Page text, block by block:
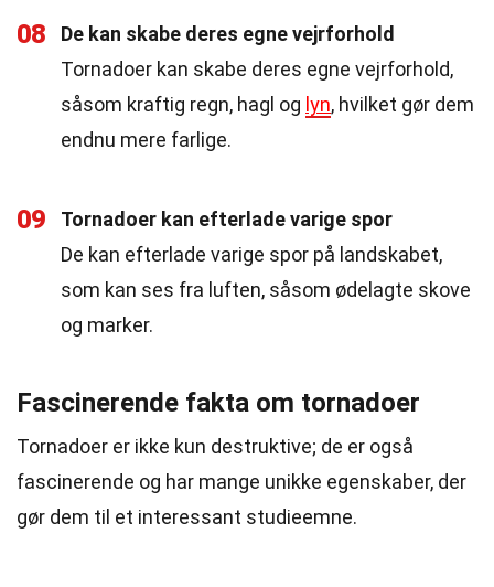
08
De kan skabe deres egne vejrforhold
Tornadoer kan skabe deres egne vejrforhold,
såsom kraftig regn, hagl og lyn, hvilket gør dem
endnu mere farlige.
09
Tornadoer kan efterlade varige spor
De kan efterlade varige spor på landskabet,
som kan ses fra luften, såsom ødelagte skove
og marker.
Fascinerende fakta om tornadoer
Tornadoer er ikke kun destruktive; de er også
fascinerende og har mange unikke egenskaber, der
gør dem til et interessant studieemne.